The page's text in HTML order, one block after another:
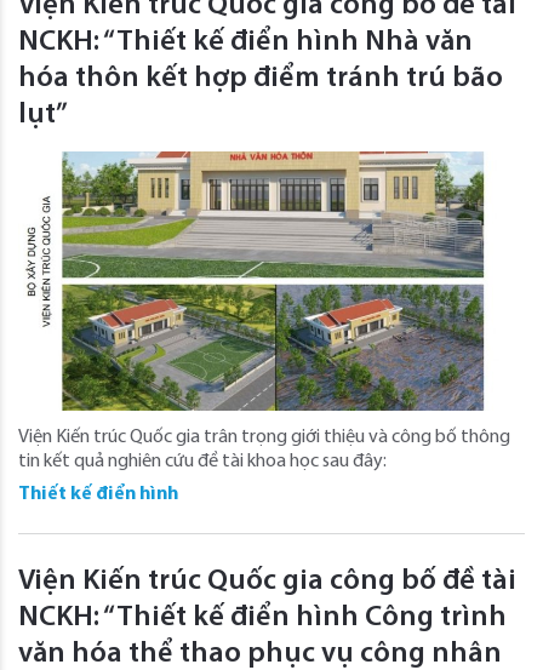
NCKH: “Thiết kế điển hình Nhà văn
hóa thôn kết hợp điểm tránh trú bão
lụt”
Viện Kiến trúc Quốc gia trân trọng giới thiệu và công bố thông
tin kết quả nghiên cứu đề tài khoa học sau đây:
Thiết kế điển hình
Viện Kiến trúc Quốc gia công bố đề tài
NCKH: “Thiết kế điển hình Công trình
văn hóa thể thao phục vụ công nhân